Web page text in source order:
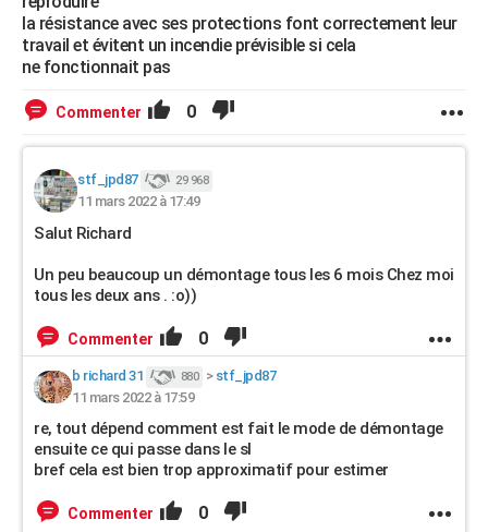
la résistance avec ses protections font correctement leur
travail et évitent un incendie prévisible si cela
ne fonctionnait pas
Commenter 0
stf_jpd87 29 968
11 mars 2022 à 17:49
Salut Richard
Un peu beaucoup un démontage tous les 6 mois Chez moi
tous les deux ans . :o))
Commenter 0
b richard 31 880 > stf_jpd87
11 mars 2022 à 17:59
re, tout dépend comment est fait le mode de démontage
ensuite ce qui passe dans le sl
bref cela est bien trop approximatif pour estimer
Commenter 0